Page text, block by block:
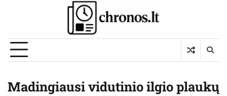
Madingiausi vidutinio ilgio plaukų